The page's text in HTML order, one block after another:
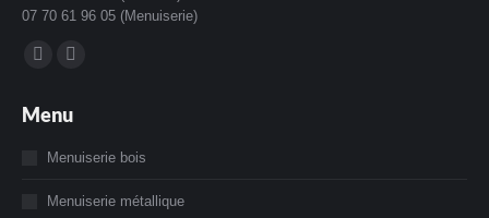
07 70 61 96 05 (Menuiserie)
Trouvez nous sur :
Facebook
s'ouvre
une
Instagram
s'ouvre
une
Menu
Menuiserie bois
Menuiserie métallique